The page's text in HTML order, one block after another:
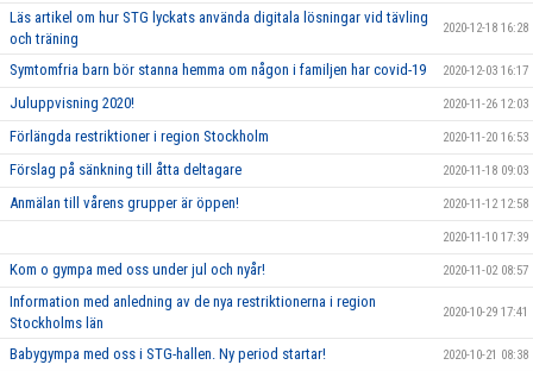
Läs artikel om hur STG lyckats använda digitala lösningar vid tävling
och träning
2020-12-18 16:28
Symtomfria barn bör stanna hemma om någon i familjen har covid-19 2020-12-03 16:17
Juluppvisning 2020! 2020-11-26 12:03
Förlängda restriktioner i region Stockholm 2020-11-20 16:53
Förslag på sänkning till åtta deltagare 2020-11-18 09:03
Anmälan till vårens grupper är öppen! 2020-11-12 12:58
2020-11-10 17:39
Kom o gympa med oss under jul och nyår! 2020-11-02 08:57
Information med anledning av de nya restriktionerna i region
Stockholms län
2020-10-29 17:41
Babygympa med oss i STG-hallen. Ny period startar! 2020-10-21 08:38